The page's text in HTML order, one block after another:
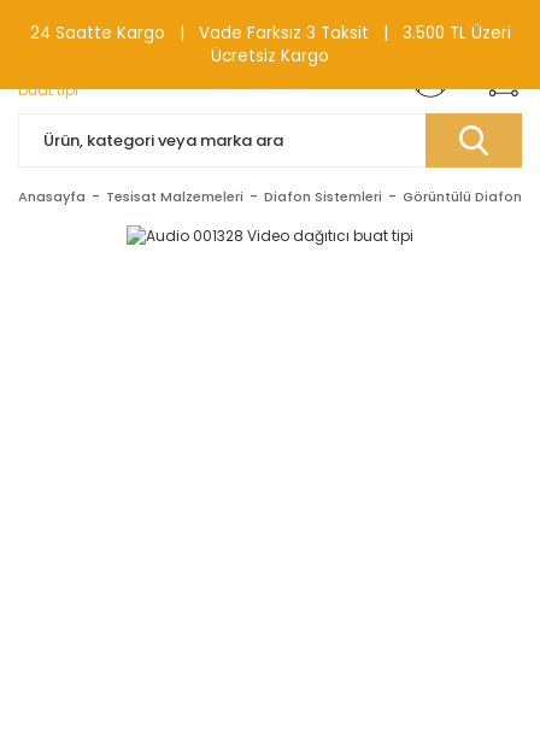
0(212) 240 87 88
Anasayfa Tesisat Malzemeleri Diafon Sistemleri Görüntülü Diafonlar
24 Saatte Kargo | Vade Farksız 3 Taksit | 3.500 TL Üzeri
Ücretsiz Kargo